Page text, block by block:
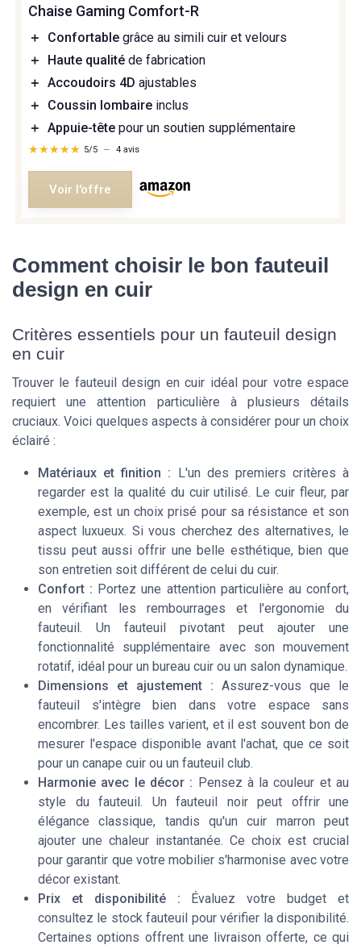
Chaise Gaming Comfort-R
＋ Confortable grâce au simili cuir et velours
＋
Haute qualité de fabrication
＋ Accoudoirs 4D ajustables
＋
Coussin lombaire inclus
＋ Appuie-tête pour un soutien supplémentaire
★★★★★
★★★★★ 5/5 — 4 avis
Voir l'offre
Comment choisir le bon fauteuil
design en cuir
Critères essentiels pour un fauteuil design
en cuir
Trouver le fauteuil design en cuir idéal pour votre espace
requiert une attention particulière à plusieurs détails
cruciaux. Voici quelques aspects à considérer pour un choix
éclairé :
Matériaux et finition : L'un des premiers critères à
regarder est la qualité du cuir utilisé. Le cuir fleur, par
exemple, est un choix prisé pour sa résistance et son
aspect luxueux. Si vous cherchez des alternatives, le
tissu peut aussi offrir une belle esthétique, bien que
son entretien soit différent de celui du cuir.
Confort : Portez une attention particulière au confort,
en vérifiant les rembourrages et l'ergonomie du
fauteuil. Un fauteuil pivotant peut ajouter une
fonctionnalité supplémentaire avec son mouvement
rotatif, idéal pour un bureau cuir ou un salon dynamique.
Dimensions et ajustement : Assurez-vous que le
fauteuil s'intègre bien dans votre espace sans
encombrer. Les tailles varient, et il est souvent bon de
mesurer l'espace disponible avant l'achat, que ce soit
pour un canape cuir ou un fauteuil club.
Harmonie avec le décor : Pensez à la couleur et au
style du fauteuil. Un fauteuil noir peut offrir une
élégance classique, tandis qu'un cuir marron peut
ajouter une chaleur instantanée. Ce choix est crucial
pour garantir que votre mobilier s'harmonise avec votre
décor existant.
Prix et disponibilité : Évaluez votre budget et
consultez le stock fauteuil pour vérifier la disponibilité.
Certaines options offrent une livraison offerte, ce qui